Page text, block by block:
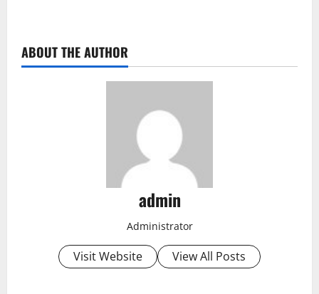
ABOUT THE AUTHOR
admin
Administrator
Visit Website View All Posts